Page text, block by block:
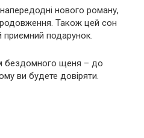
нового роману,
Також цей сон
приємний подарунок.
бездомного щеня – до
ви будете довіряти.